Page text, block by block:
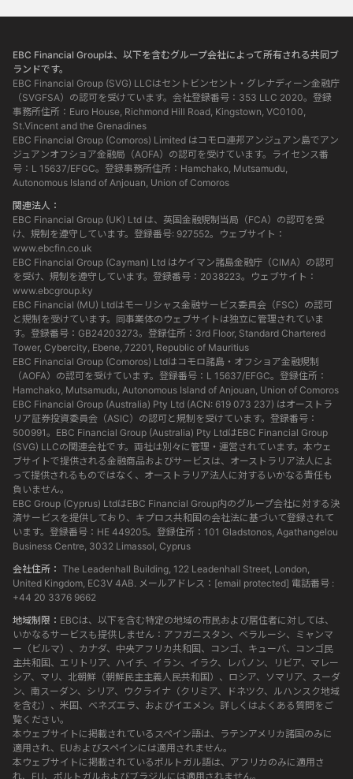
EBC Financial Groupは、以下を含むグループ会社によって所有される共同ブ
ランドです。
EBC Financial Group (SVG) LLCはセントビンセント・グレナディーン金融庁
（SVGFSA）の認可を受けています。会社登録番号：353 LLC 2020。登録
事務所住所：Euro House, Richmond Hill Road, Kingstown, VC0100,
St.Vincent and the Grenadines
EBC Financial Group (Comoros) Limited はコモロ連邦アンジュアン島でアン
ジュアンオフショア金融局（AOFA）の認可を受けています。ライセンス番
号：L 15637/EFGC。登録事務所住所：Hamchako, Mutsamudu,
Autonomous Island of Anjouan, Union of Comoros
関連法人：
EBC Financial Group (UK) Ltd は、英国金融規制当局（FCA）の認可を受
け、規制を遵守しています。登録番号: 927552。ウェブサイト：
www.ebcfin.co.uk
EBC Financial Group (Cayman) Ltd はケイマン諸島金融庁（CIMA）の認可
を受け、規制を遵守しています。登録番号：2038223。ウェブサイト：
www.ebcgroup.ky
EBC Financial (MU) Ltdはモーリシャス金融サービス委員会（FSC）の認可
と規制を受けています。同事業体のウェブサイトは独立に管理されていま
す。登録番号：GB24203273。登録住所：3rd Floor, Standard Chartered
Tower, Cybercity, Ebene, 72201, Republic of Mauritius
EBC Financial Group (Comoros) Ltdはコモロ諸島・オフショア金融規制
（AOFA）の認可を受けています。登録番号：L 15637/EFGC。登録住所：
Hamchako, Mutsamudu, Autonomous Island of Anjouan, Union of Comoros
EBC Financial Group (Australia) Pty Ltd (ACN: 619 073 237) はオーストラ
リア証券投資委員会（ASIC）の認可と規制を受けています。登録番号：
500991。EBC Financial Group (Australia) Pty LtdはEBC Financial Group
(SVG) LLCの関連会社です。両社は別々に管理・運営されています。本ウェ
ブサイトで提供される金融商品およびサービスは、オーストラリア法人によ
って提供されるものではなく、オーストラリア法人に対するいかなる責任も
負いません。
EBC Group (Cyprus) LtdはEBC Financial Group内のグループ会社に対する決
済サービスを提供しており、キプロス共和国の会社法に基づいて登録されて
います。登録番号：HE 449205。登録住所：101 Gladstonos, Agathangelou
Business Centre, 3032 Limassol, Cyprus
会社住所： The Leadenhall Building, 122 Leadenhall Street, London,
United Kingdom, EC3V 4AB. メールアドレス： [email protected] 電話番号 :
+44 20 3376 9662
地域制限： EBCは、以下を含む特定の地域の市民および居住者に対しては、
いかなるサービスも提供しません：アフガニスタン、ベラルーシ、ミャンマ
ー（ビルマ）、カナダ、中央アフリカ共和国、コンゴ、キューバ、コンゴ民
主共和国、エリトリア、ハイチ、イラン、イラク、レバノン、リビア、マレー
シア、マリ、北朝鮮（朝鮮民主主義人民共和国）、ロシア、ソマリア、スーダ
ン、南スーダン、シリア、ウクライナ（クリミア、ドネツク、ルハンスク地域
を含む）、米国、ベネズエラ、およびイエメン。詳しくはよくある質問をご
覧ください。
本ウェブサイトに掲載されているスペイン語は、ラテンアメリカ諸国のみに
適用され、EUおよびスペインには適用されません。
本ウェブサイトに掲載されているポルトガル語は、アフリカのみに適用さ
れ、EU、ポルトガルおよびブラジルには適用されません。